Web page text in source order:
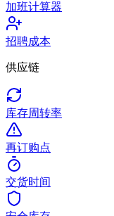
加班计算器
招聘成本
供应链
库存周转率
再订购点
交货时间